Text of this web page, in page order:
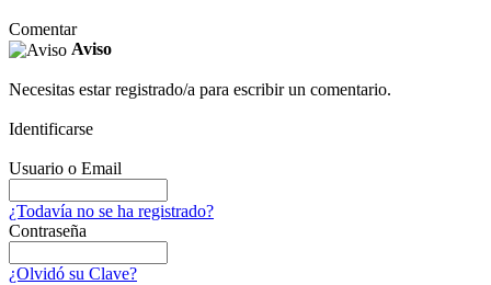
Comentar
Aviso
Necesitas estar registrado/a para escribir un comentario.
Identificarse
Usuario o Email
¿Todavía no se ha registrado?
Contraseña
¿Olvidó su Clave?